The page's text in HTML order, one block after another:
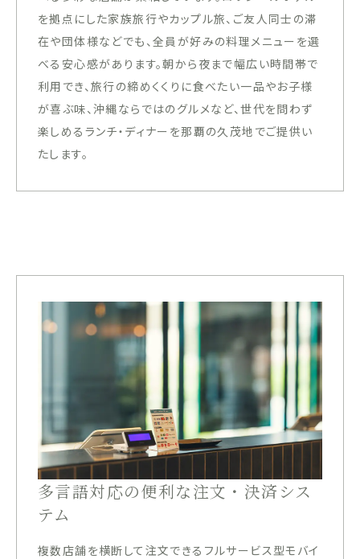
を拠点にした家族旅行やカップル旅、ご友人同士の滞
在や団体様などでも、全員が好みの料理メニューを選
べる安心感があります。朝から夜まで幅広い時間帯で
利用でき、旅行の締めくくりに食べたい一品やお子様
が喜ぶ味、沖縄ならではのグルメなど、世代を問わず
楽しめるランチ・ディナーを那覇の久茂地でご提供い
たします。
多言語対応の便利な注文・決済シス
テム
複数店舗を横断して注文できるフルサービス型モバイ